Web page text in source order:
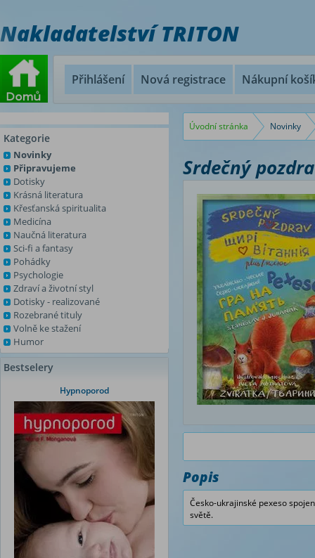
Nakladatelství TRITON
Přihlášení Nová registrace Nákupní
Kategorie
Novinky
Připravujeme
Dotisky
Krásná literatura
Křesťanská spiritualita
Medicína
Naučná literatura
Sci-fi a fantasy
Pohádky
Psychologie
Zdraví a životní styl
Dotisky - realizované
Rozebrané tituly
Volně ke stažení
Humor
Bestselery
Hypnoporod
Úvodní stránka Novinky
Srdečný
Popis
Česko-ukrajinské pexeso
světě.